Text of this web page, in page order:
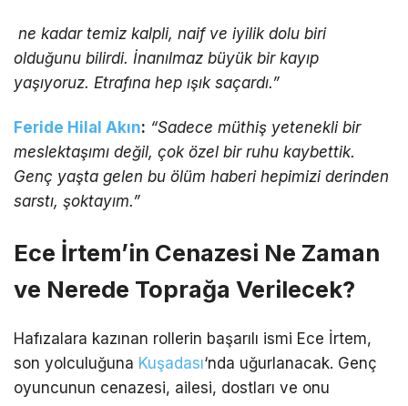
ne kadar temiz kalpli, naif ve iyilik dolu biri
olduğunu bilirdi. İnanılmaz büyük bir kayıp
yaşıyoruz. Etrafına hep ışık saçardı.”
Feride Hilal Akın: “Sadece müthiş yetenekli bir
meslektaşımı değil, çok özel bir ruhu kaybettik.
Genç yaşta gelen bu ölüm haberi hepimizi derinden
sarstı, şoktayım.”
Ece İrtem’in Cenazesi Ne Zaman
ve Nerede Toprağa Verilecek?
Hafızalara kazınan rollerin başarılı ismi Ece İrtem,
son yolculuğuna Kuşadası‘nda uğurlanacak. Genç
oyuncunun cenazesi, ailesi, dostları ve onu